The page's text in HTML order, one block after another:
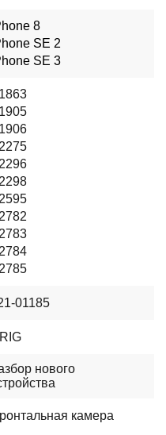
8
SE 2
SE 3
01185
нового
камера